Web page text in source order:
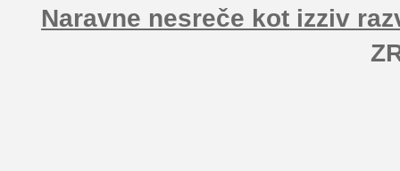
Naravne nesreče kot izziv